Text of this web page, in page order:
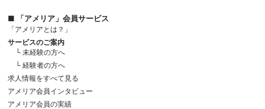
■ 「アメリア」会員サービス
「アメリアとは？」
サービスのご案内
└ 未経験の方へ
└ 経験者の方へ
求人情報をすべて見る
アメリア会員インタビュー
アメリア会員の実績